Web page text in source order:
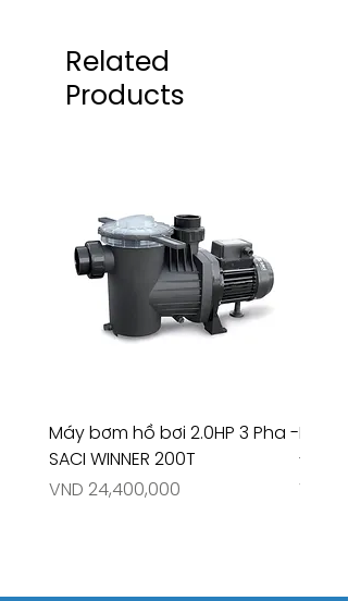
Related
Products
Máy bơm hồ bơi 2.0HP 3 Pha -
SACI WINNER 200T
Price
VND 24,400,000
Máy
-
Price
VND